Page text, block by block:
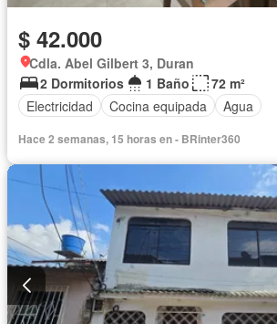
$ 42.000
Cdla. Abel Gilbert 3, Duran
2 Dormitorios
1 Baño
72 m²
Electricidad
Cocina equipada Agua
Hace 2 semanas, 15 horas en - BRinter360